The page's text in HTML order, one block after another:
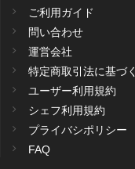
ご利用ガイド
問い合わせ
運営会社
特定商取引法に基づ
ユーザー利用規約
シェフ利用規約
プライバシポリシー
FAQ